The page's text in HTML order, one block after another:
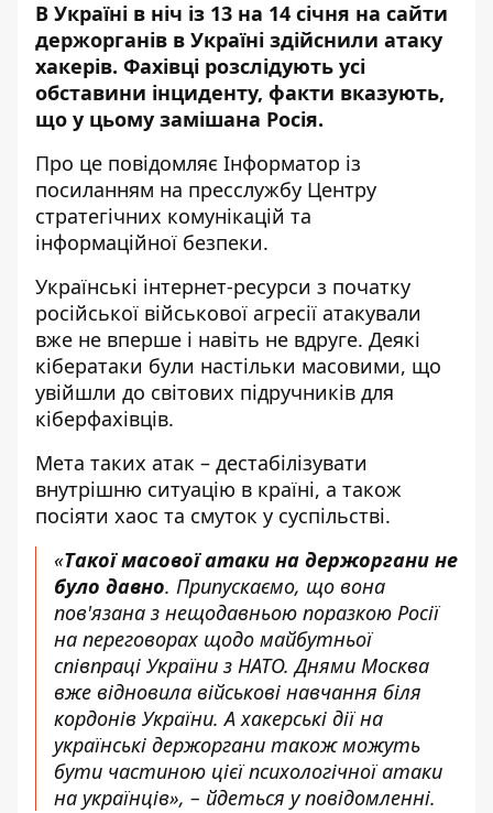
В Україні в ніч із 13 на 14 січня на сайти
держорганів в Україні здійснили атаку
хакерів. Фахівці розслідують усі
обставини інциденту, факти вказують,
що у цьому замішана Росія.
Про це повідомляє Інформатор із
посиланням на пресслужбу Центру
стратегічних комунікацій та
інформаційної безпеки.
Українські інтернет-ресурси з початку
російської військової агресії атакували
вже не вперше і навіть не вдруге. Деякі
кібератаки були настільки масовими, що
увійшли до світових підручників для
кіберфахівців.
Мета таких атак – дестабілізувати
внутрішню ситуацію в країні, а також
посіяти хаос та смуток у суспільстві.
«Такої масової атаки на держоргани не
було давно. Припускаємо, що вона
пов'язана з нещодавньою поразкою Росії
на переговорах щодо майбутньої
співпраці України з НАТО. Днями Москва
вже відновила військові навчання біля
кордонів України. А хакерські дії на
українські держоргани також можуть
бути частиною цієї психологічної атаки
на українців», – йдеться у повідомленні.